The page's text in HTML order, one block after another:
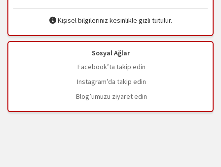
Kişisel bilgileriniz kesinlikle gizli tutulur.
Sosyal Ağlar
Facebook’ta takip edin
Instagram’da takip edin
Blog’umuzu ziyaret edin